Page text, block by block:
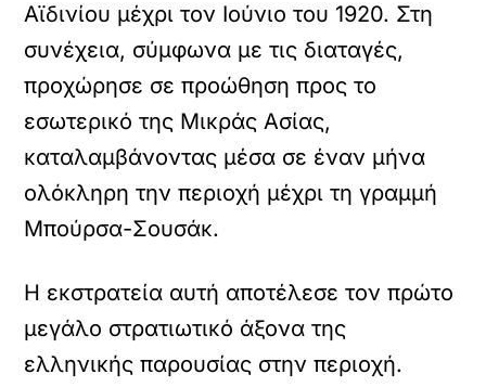
Αϊδινίου μέχρι τον Ιούνιο του 1920. Στη
συνέχεια, σύμφωνα με τις διαταγές,
προχώρησε σε προώθηση προς το
εσωτερικό της Μικράς Ασίας,
καταλαμβάνοντας μέσα σε έναν μήνα
ολόκληρη την περιοχή μέχρι τη γραμμή
Μπούρσα-Σουσάκ.
Η εκστρατεία αυτή αποτέλεσε τον πρώτο
μεγάλο στρατιωτικό άξονα της
ελληνικής παρουσίας στην περιοχή.